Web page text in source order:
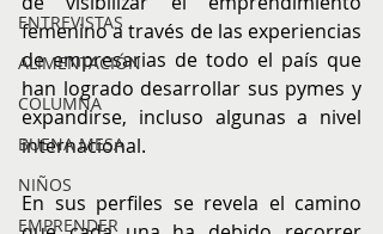
ENTREVISTAS
ALIMENTACIÓN
COLUMNA
BUENA MESA
NIÑOS
EMPRENDER
femenino a través de las experiencias
de empresarias de todo el país que
han logrado desarrollar sus pymes y
expandirse, incluso algunas a nivel
internacional.
En sus perfiles se revela el camino